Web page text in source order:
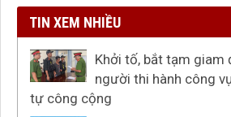
TIN XEM NHIỀU
Khởi tố, bắt tạm
người thi hành công
tự công cộng